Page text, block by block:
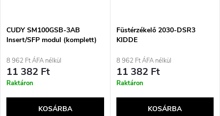
CUDY SM100GSB-3AB
Insert/SFP modul (komplett)
8 962 Ft ÁFA nélkül
11 382 Ft
Raktáron
KOSÁRBA
Füstérzékelő 2030-DSR3
KIDDE
8 962 Ft ÁFA nélkül
11 382 Ft
Raktáron
KOSÁRBA